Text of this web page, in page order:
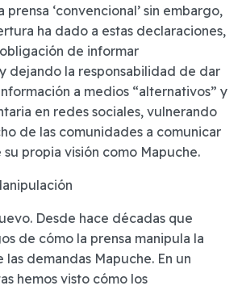
prensa ‘convencional’ sin embargo,
ha dado a estas declaraciones,
de informar
dejando la responsabilidad de dar
a medios “alternativos” y
en redes sociales, vulnerando
de las comunidades a comunicar
propia visión como Mapuche.
Desde hace décadas que
de cómo la prensa manipula la
demandas Mapuche. En un
hemos visto cómo los